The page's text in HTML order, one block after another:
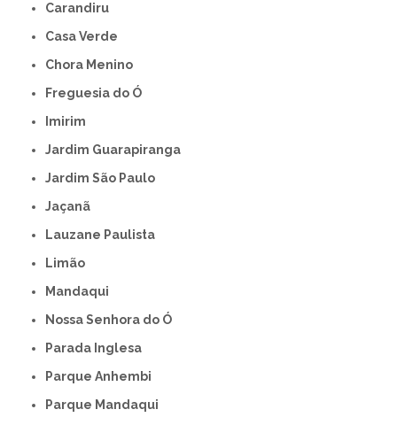
Carandiru
Casa Verde
Chora Menino
Freguesia do Ó
Imirim
Jardim Guarapiranga
Jardim São Paulo
Jaçanã
Lauzane Paulista
Limão
Mandaqui
Nossa Senhora do Ó
Parada Inglesa
Parque Anhembi
Parque Mandaqui